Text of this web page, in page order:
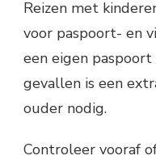
Reizen met
voor paspoort- en
een eigen
gevallen is een
ouder nodig.
Controleer vooraf